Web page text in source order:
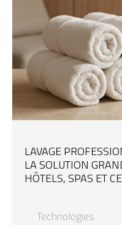
LAVAGE
LA SOLUTION
HÔTELS, SPAS ET
Technologies